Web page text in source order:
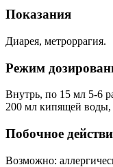
Показания
Диарея, метроррагия.
Режим
Внутрь, по 15 мл 5-6
200 мл кипящей воды,
Побочное
Возможно: